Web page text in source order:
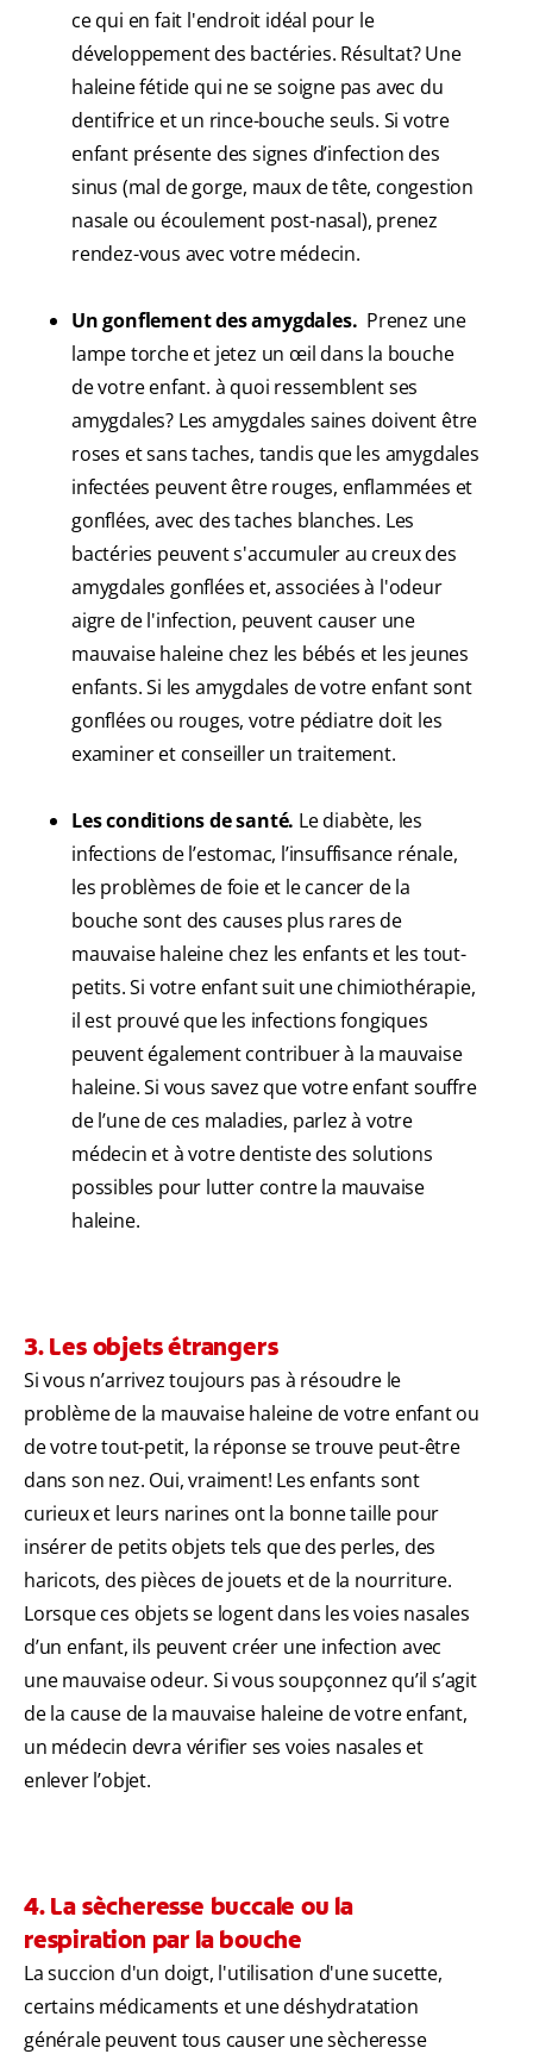
ce qui en fait l'endroit idéal pour le
développement des bactéries. Résultat? Une
haleine fétide qui ne se soigne pas avec du
dentifrice et un rince-bouche seuls. Si votre
enfant présente des signes d’infection des
sinus (mal de gorge, maux de tête, congestion
nasale ou écoulement post-nasal), prenez
rendez-vous avec votre médecin.
Un gonflement des amygdales. Prenez une
lampe torche et jetez un œil dans la bouche
de votre enfant. à quoi ressemblent ses
amygdales? Les amygdales saines doivent être
roses et sans taches, tandis que les amygdales
infectées peuvent être rouges, enflammées et
gonflées, avec des taches blanches. Les
bactéries peuvent s'accumuler au creux des
amygdales gonflées et, associées à l'odeur
aigre de l'infection, peuvent causer une
mauvaise haleine chez les bébés et les jeunes
enfants. Si les amygdales de votre enfant sont
gonflées ou rouges, votre pédiatre doit les
examiner et conseiller un traitement.
Les conditions de santé. Le diabète, les
infections de l’estomac, l’insuffisance rénale,
les problèmes de foie et le cancer de la
bouche sont des causes plus rares de
mauvaise haleine chez les enfants et les tout-
petits. Si votre enfant suit une chimiothérapie,
il est prouvé que les infections fongiques
peuvent également contribuer à la mauvaise
haleine. Si vous savez que votre enfant souffre
de l’une de ces maladies, parlez à votre
médecin et à votre dentiste des solutions
possibles pour lutter contre la mauvaise
haleine.
3. Les objets étrangers
Si vous n’arrivez toujours pas à résoudre le
problème de la mauvaise haleine de votre enfant ou
de votre tout-petit, la réponse se trouve peut-être
dans son nez. Oui, vraiment! Les enfants sont
curieux et leurs narines ont la bonne taille pour
insérer de petits objets tels que des perles, des
haricots, des pièces de jouets et de la nourriture.
Lorsque ces objets se logent dans les voies nasales
d’un enfant, ils peuvent créer une infection avec
une mauvaise odeur. Si vous soupçonnez qu’il s’agit
de la cause de la mauvaise haleine de votre enfant,
un médecin devra vérifier ses voies nasales et
enlever l’objet.
4. La sècheresse buccale ou la
respiration par la bouche
La succion d'un doigt, l'utilisation d'une sucette,
certains médicaments et une déshydratation
générale peuvent tous causer une sècheresse